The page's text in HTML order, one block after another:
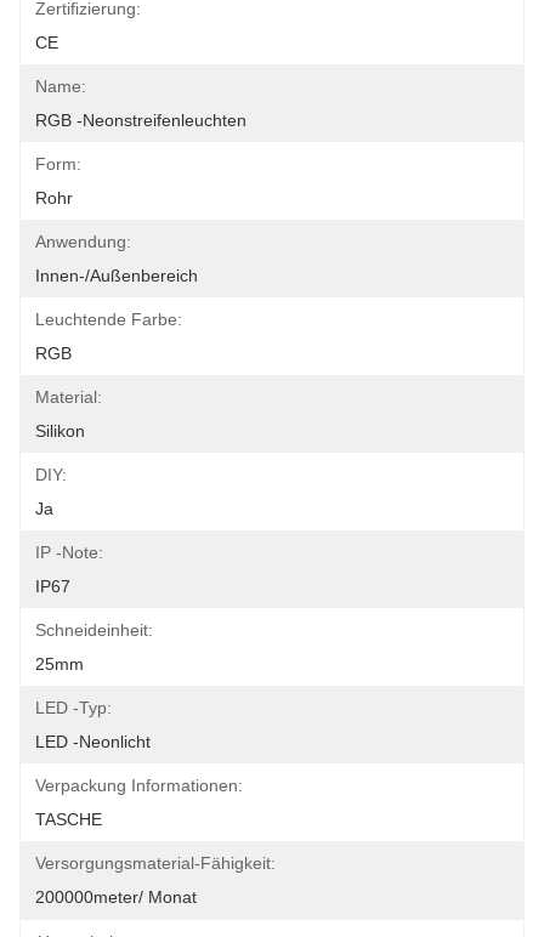
Zertifizierung:
CE
Name:
RGB -Neonstreifenleuchten
Form:
Rohr
Anwendung:
Innen-/Außenbereich
Leuchtende Farbe:
RGB
Material:
Silikon
DIY:
Ja
IP -Note:
IP67
Schneideinheit:
25mm
LED -Typ:
LED -Neonlicht
Verpackung Informationen:
TASCHE
Versorgungsmaterial-Fähigkeit:
200000meter/ Monat